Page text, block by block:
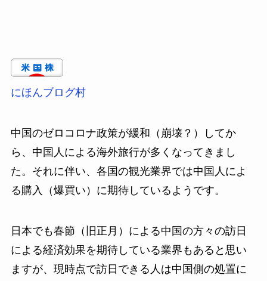
にほんブログ村
中国のゼロコロナ政策が緩和（崩壊？）してか
ら、中国人による海外旅行が多くなってきまし
た。それに伴い、各国の観光業界では中国人によ
る購入（爆買い）に期待しているようです。
日本でも春節（旧正月）による中国の方々の訪日
による経済効果を期待している業界もあると思い
ますが、現時点で訪日できる人は中国側の処置に